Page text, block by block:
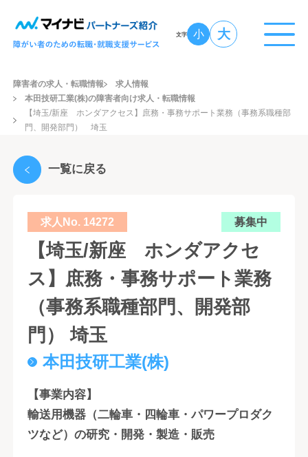
文字 小 大
障害者の求人・転職情報
求人情報
本田技研工業(株)の障害者向け求人・転職情報
【埼玉/新座 ホンダアクセス】庶務・事務サポート業務（事務系職種部
門、開発部門） 埼玉
一覧に戻る
求人No. 14272 募集中
【埼玉/新座 ホンダアクセ
ス】庶務・事務サポート業務
（事務系職種部門、開発部
門） 埼玉
本田技研工業(株)
【事業内容】
輸送用機器（二輪車・四輪車・パワープロダク
ツなど）の研究・開発・製造・販売